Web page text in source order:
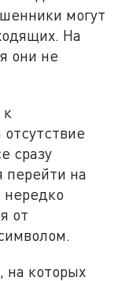
могут
На
они не
сразу
перейти на
от
на которых